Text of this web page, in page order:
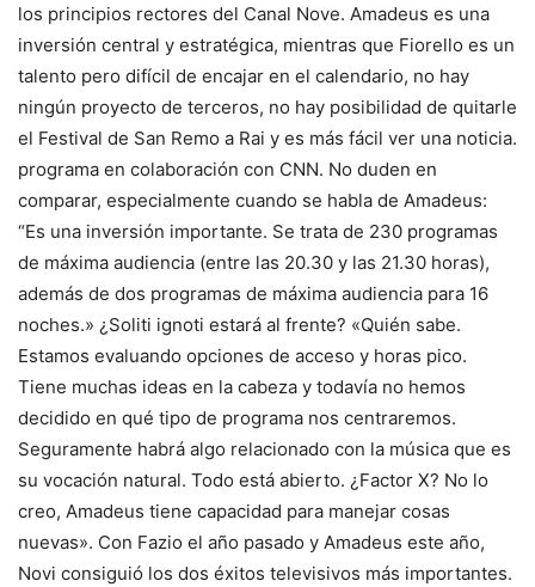
los principios rectores del Canal Nove. Amadeus es una
inversión central y estratégica, mientras que Fiorello es un
talento pero difícil de encajar en el calendario, no hay
ningún proyecto de terceros, no hay posibilidad de quitarle
el Festival de San Remo a Rai y es más fácil ver una noticia.
programa en colaboración con CNN. No duden en
comparar, especialmente cuando se habla de Amadeus:
“Es una inversión importante. Se trata de 230 programas
de máxima audiencia (entre las 20.30 y las 21.30 horas),
además de dos programas de máxima audiencia para 16
noches.» ¿Soliti ignoti estará al frente? «Quién sabe.
Estamos evaluando opciones de acceso y horas pico.
Tiene muchas ideas en la cabeza y todavía no hemos
decidido en qué tipo de programa nos centraremos.
Seguramente habrá algo relacionado con la música que es
su vocación natural. Todo está abierto. ¿Factor X? No lo
creo, Amadeus tiene capacidad para manejar cosas
nuevas». Con Fazio el año pasado y Amadeus este año,
Novi consiguió los dos éxitos televisivos más importantes.